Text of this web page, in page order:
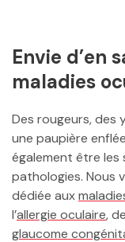
Envie d’en
maladies
Des rougeurs, des
une paupière
également être les
pathologies. Nous
dédiée aux
l’allergie oculaire,
glaucome